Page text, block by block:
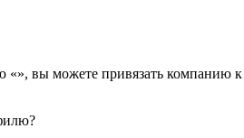
«», вы можете привязать компанию